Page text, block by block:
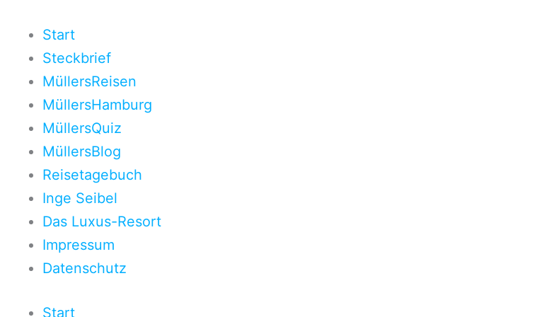
Inhalt
springen
Start
Steckbrief
MüllersReisen
MüllersHamburg
MüllersQuiz
MüllersBlog
Reisetagebuch
Inge Seibel
Das Luxus-Resort
Impressum
Datenschutz
Start